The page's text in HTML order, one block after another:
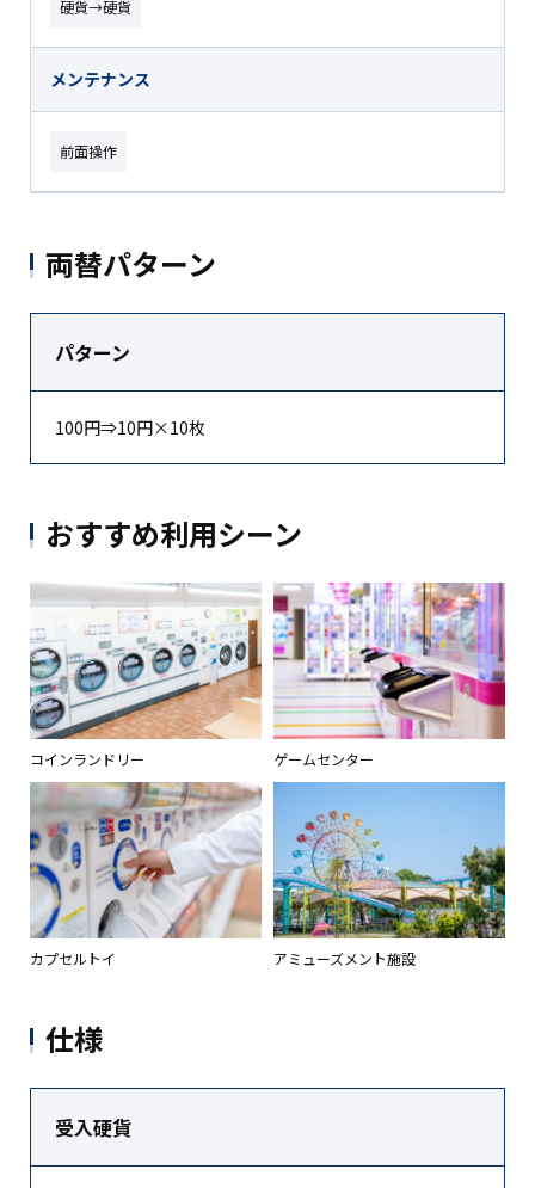
硬貨→硬貨
メンテナンス
前面操作
両替パターン
パターン
100円⇒10円×10枚
おすすめ利用シーン
コインランドリー ゲームセンター
カプセルトイ アミューズメント施設
仕様
受入硬貨